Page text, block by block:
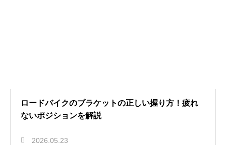
ロードバイクのブラケットの正しい握り方！疲れ
ないポジションを解説
2026.05.23